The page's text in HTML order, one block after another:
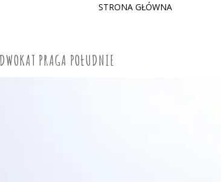
SKIP
STRONA GŁÓWNA
PRAGA POŁUDNIE